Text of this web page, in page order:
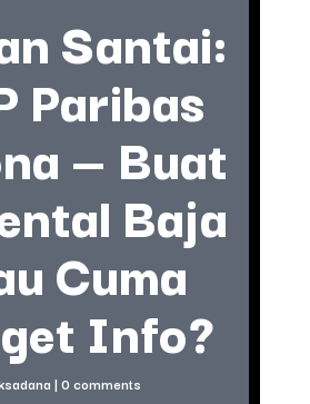
Santai:
Paribas
— Buat
Baja
Cuma
Info?
| 0 comments